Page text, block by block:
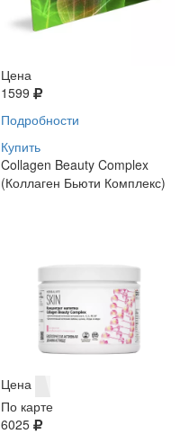
Цена
1599
Подробности
Купить
Collagen Beauty Complex
(Коллаген Бьюти Комплекс)
Цена
По карте
6025